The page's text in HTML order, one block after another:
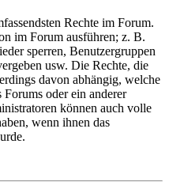
Rechte im Forum.
im Forum ausführen; z. B.
sperren, Benutzergruppen
usw. Die Rechte, die
davon abhängig, welche
oder ein anderer
können auch volle
wenn ihnen das